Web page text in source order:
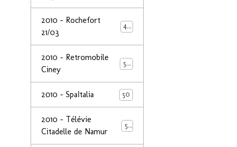
2010 - Rochefort
21/03
47
2010 - Retromobile
Ciney
50
2010 - SpaItalia 50
2010 - Télévie
Citadelle de Namur
50